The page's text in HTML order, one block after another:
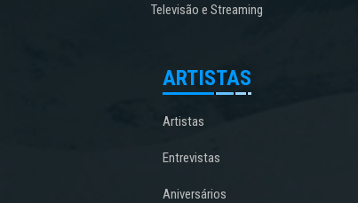
Televisão e Streaming
ARTISTAS
Artistas
Entrevistas
Aniversários